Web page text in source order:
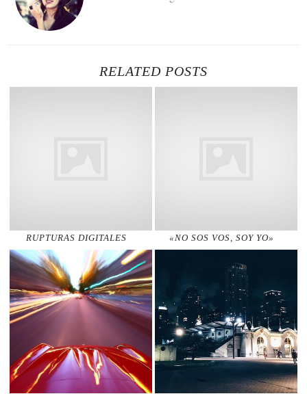
RELATED POSTS
RUPTURAS DIGITALES «NO SOS VOS, SOY YO»